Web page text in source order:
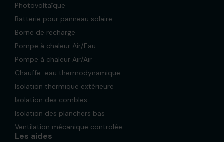
Photovoltaïque
Batterie pour panneau solaire
Borne de recharge
Pompe à chaleur Air/Eau
Pompe à chaleur Air/Air
Chauffe-eau thermodynamique
Isolation thermique extérieure
Isolation des combles
Isolation des planchers bas
Ventilation mécanique controlée
Les aides